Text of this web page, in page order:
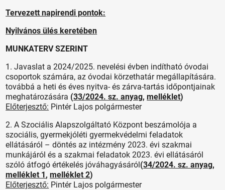
Tervezett napirendi pontok:
Nyilvános ülés keretében
MUNKATERV SZERINT
1. Javaslat a 2024/2025. nevelési évben indítható óvodai
csoportok számára, az óvodai körzethatár megállapítására.
továbbá a heti és éves nyitva- és zárva-tartás időpontjainak
meghatározására (33/2024. sz. anyag,melléklet)
Előterjesztő: Pintér Lajos polgármester
2. A Szociális Alapszolgáltató Központ beszámolója a
szociális, gyermekjóléti gyermekvédelmi feladatok
ellátásáról – döntés az intézmény 2023. évi szakmai
munkájáról és a szakmai feladatok 2023. évi ellátásáról
szóló átfogó értékelés jóváhagyásáról(34/2024. sz. anyag,
melléklet 1,melléklet 2)
Előterjesztő: Pintér Lajos polgármester